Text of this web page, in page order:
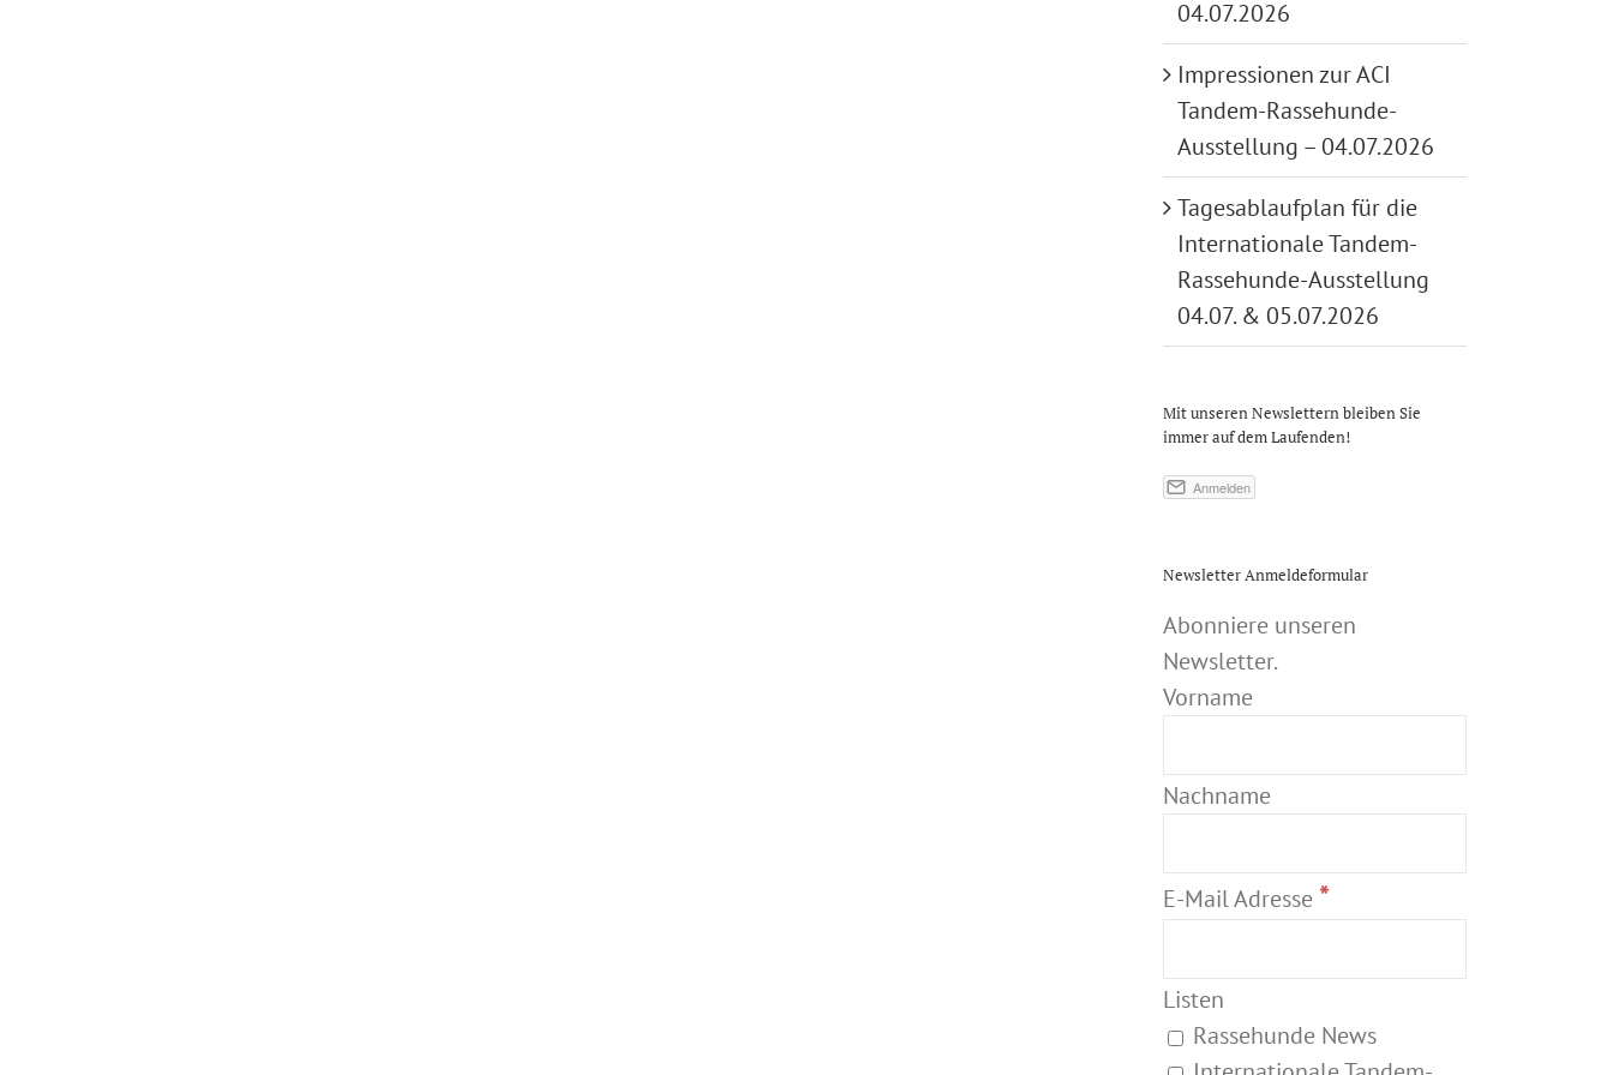
04.07.2026
Impressionen zur ACI
Tandem-Rassehunde-
Ausstellung – 04.07.2026
Tagesablaufplan für die
Internationale Tandem-
Rassehunde-Ausstellung
04.07. & 05.07.2026
Mit unseren Newslettern bleiben Sie
immer auf dem Laufenden!
Newsletter Anmeldeformular
Abonniere unseren
Newsletter.
Vorname
Nachname
E-Mail Adresse *
Listen
Rassehunde News